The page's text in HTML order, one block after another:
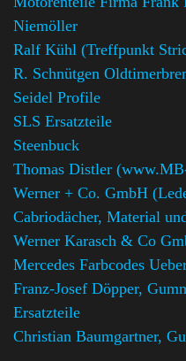
Niemöller
Ralf Kühl (Treffpunkt
R. Schnütgen
Seidel Profile
SLS Ersatzteile
Steenbuck
Thomas Distler
Werner + Co. GmbH
Cabriodächer, Material
Werner Karasch & Co
Mercedes Farbcodes
Franz-Josef Döpper,
Ersatzteile
Christian Baumgartner,